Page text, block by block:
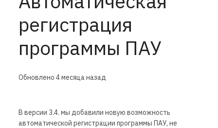
регистрация
программы ПАУ
Обновлено 4 месяца назад
В версии 3.4. мы добавили новую возможность
автоматической регистрации программы ПАУ, не